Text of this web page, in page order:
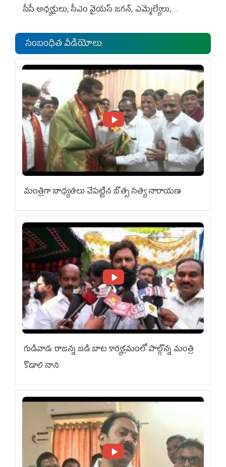
సీపీ అధ్య‌క్షులు, సీఎం వైయ‌స్ జ‌గ‌న్, ఎమ్మెల్యేలు,
సంబంధిత వీడియోలు
మంత్రిగా బాధ్యతలు చేపట్టిన బొత్స సత్య నారాయణ
గుడివాడ: రాజన్న బడి బాట కార్యక్రమంలో పాల్గొన్న మంత్రి
కొడాలి నాని